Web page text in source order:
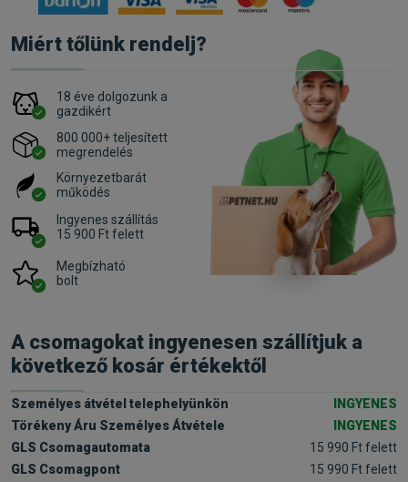
Miért tőlünk rendelj?
18 éve dolgozunk a
gazdikért
800 000+ teljesített
megrendelés
Környezetbarát
működés
Ingyenes szállítás
15 900 Ft felett
Megbízható
bolt
A csomagokat ingyenesen szállítjuk a
következő kosár értékektől
Személyes átvétel telephelyünkön
INGYENES
Törékeny Áru Személyes Átvétele
INGYENES
GLS Csomagautomata
15 990 Ft felett
GLS Csomagpont
15 990 Ft felett